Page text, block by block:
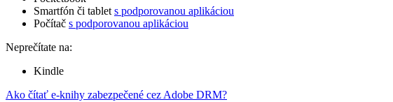
Smartfón či tablet s podporovanou aplikáciou
Počítač s podporovanou aplikáciou
Neprečítate na:
Kindle
Ako čítať e-knihy zabezpečené cez Adobe DRM?